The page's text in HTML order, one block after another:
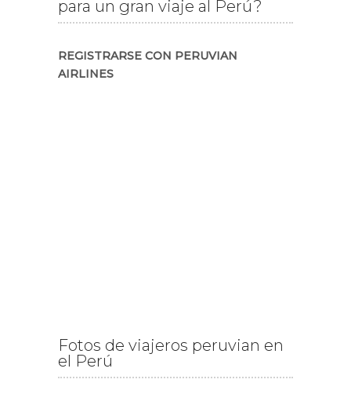
para un gran viaje al Perú?
REGISTRARSE CON PERUVIAN
AIRLINES
Fotos de viajeros peruvian en
el Perú